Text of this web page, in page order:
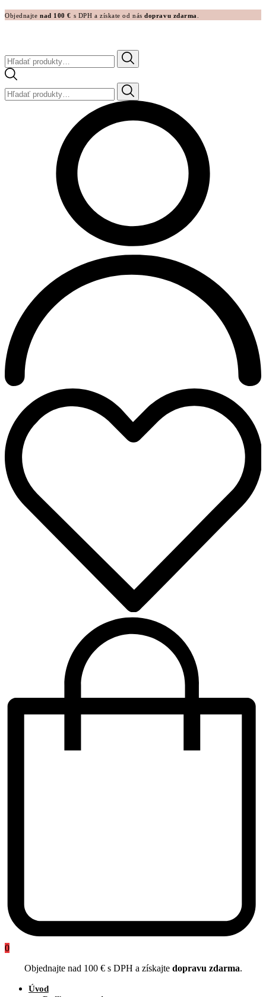
Objednajtenad 100 € s DPH a získate od násdopravu zdarma
Hľadať:
Hľadať:
0
Objednajte nad 100 € s DPH a získajte dopravu zdarma.
Úvod